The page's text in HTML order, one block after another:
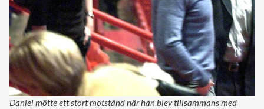
Daniel mötte ett stort motstånd när han blev tillsammans med